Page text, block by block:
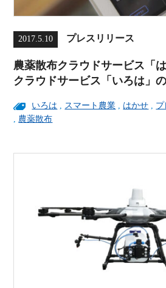
2017.5.10 プレスリリース
農薬散布クラウドサービス「
クラウドサービス「いろは」
いろは スマート農業 はかせ プ
農薬散布